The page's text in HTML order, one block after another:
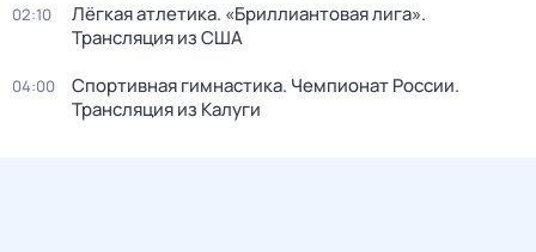
02:10
Лёгкая атлетика. «Бриллиантовая лига».
Трансляция из США
04:00
Спортивная гимнастика. Чемпионат России.
Трансляция из Калуги